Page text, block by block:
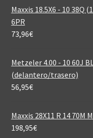
Maxxis 18.5X6 - 10 38Q
6PR
73,96€
Metzeler 4.00 - 10 60J
(delantero/trasero)
56,95€
Maxxis 28X11 R 14 70M
198,95€